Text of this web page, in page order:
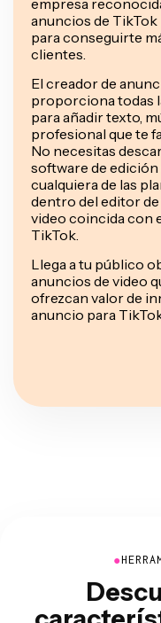
anuncios de
para conseguirte
clientes.
El creador de
proporciona todas
para añadir texto,
profesional que te
No necesitas
software de edición
cualquiera de las
dentro del editor
video coincida con
TikTok.
Llega a tu público
anuncios de video
ofrezcan valor de
anuncio para
●